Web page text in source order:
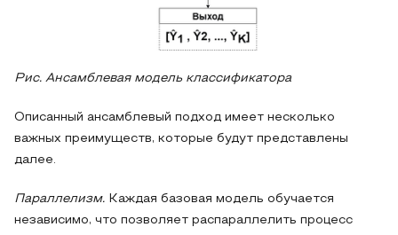
Рис. Ансамблевая модель классификатора
Описанный ансамблевый подход имеет несколько
важных преимуществ, которые будут представлены
далее.
Параллелизм. Каждая базовая модель обучается
независимо, что позволяет распараллелить процесс